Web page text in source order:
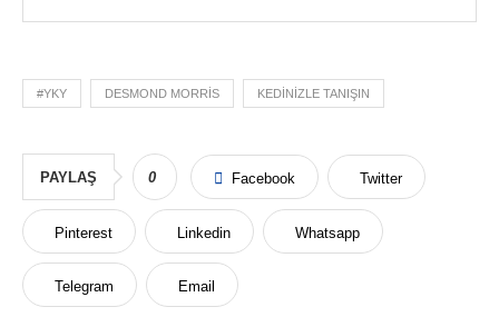
#YKY DESMOND MORRIS KEDINIZLE TANIŞIN
PAYLAŞ 0 Facebook Twitter
Pinterest Linkedin Whatsapp
Telegram Email